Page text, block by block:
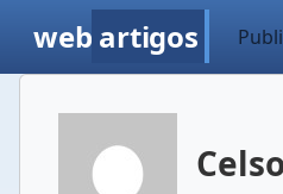
web artigos